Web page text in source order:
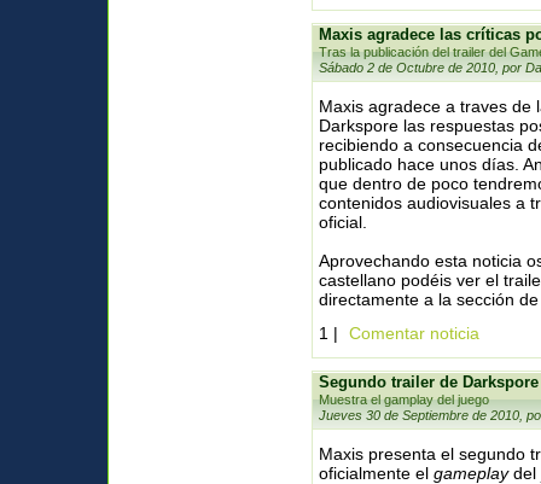
Maxis agradece las críticas
Tras la publicación del trailer del
Sábado 2 de Octubre de 2010, por
Maxis agradece a traves de
Darkspore las respuestas
recibiendo a consecuencia
publicado hace unos días.
que dentro de poco
contenidos audiovisuales a
oficial.
Aprovechando esta noticia
castellano podéis ver el
directamente a la sección
1 |
Comentar noticia
Segundo trailer de Darkspore
Muestra el gamplay del juego
Jueves 30 de Septiembre de 2010,
Maxis presenta el segundo
oficialmente el gameplaydel